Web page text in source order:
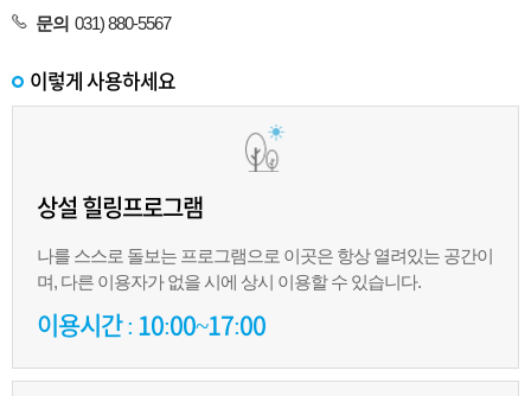
문의 031) 880-5567
이렇게 사용하세요
상설 힐링프로그램
나를 스스로 돌보는 프로그램으로 이곳은 항상 열려있는 공간이
며, 다른 이용자가 없을 시에 상시 이용할 수 있습니다.
이용시간 : 10:00~17:00